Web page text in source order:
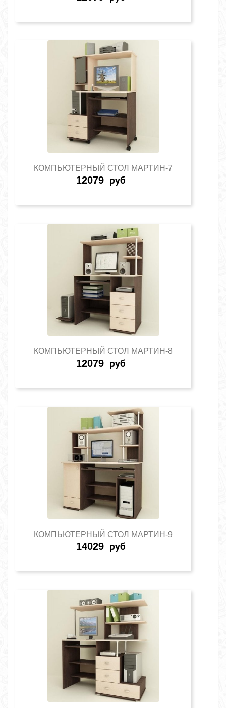
КОМПЬЮТЕРНЫЙ СТОЛ МАРТИН-7
12079 руб
КОМПЬЮТЕРНЫЙ СТОЛ МАРТИН-8
12079 руб
КОМПЬЮТЕРНЫЙ СТОЛ МАРТИН-9
14029 руб